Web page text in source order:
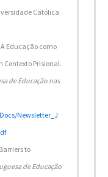
Católica
A Educação como
Contexto Prisional.
de Educação nas
Newsletter_J
to
de Educação